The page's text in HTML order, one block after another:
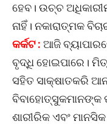
ହେବ। ଉଚ୍ଚ
ନାହିଁ। ନକାରାତ୍ମକ
କର୍କଟ : ଆଜି
ବୃଦ୍ଧି ହୋଇପାରେ।
ସହିତ ସାକ୍ଷାତକରି
ବିବାହୋତ୍ସୁକମାନଙ୍କ
ଶାରୀରିକ ଏବଂ